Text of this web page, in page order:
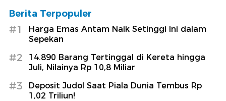
Berita Terpopuler
#1
Harga Emas Antam Naik Setinggi Ini dalam
Sepekan
#2
14.890 Barang Tertinggal di Kereta hingga
Juli, Nilainya Rp 10,8 Miliar
#3
Deposit Judol Saat Piala Dunia Tembus Rp
1,02 Triliun!